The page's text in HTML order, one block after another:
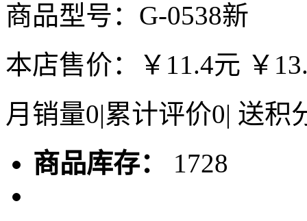
商品型号：G-0538新
本店售价：
￥11.4元 ￥
月销量0|累计评价0| 送积
商品库存：
1728